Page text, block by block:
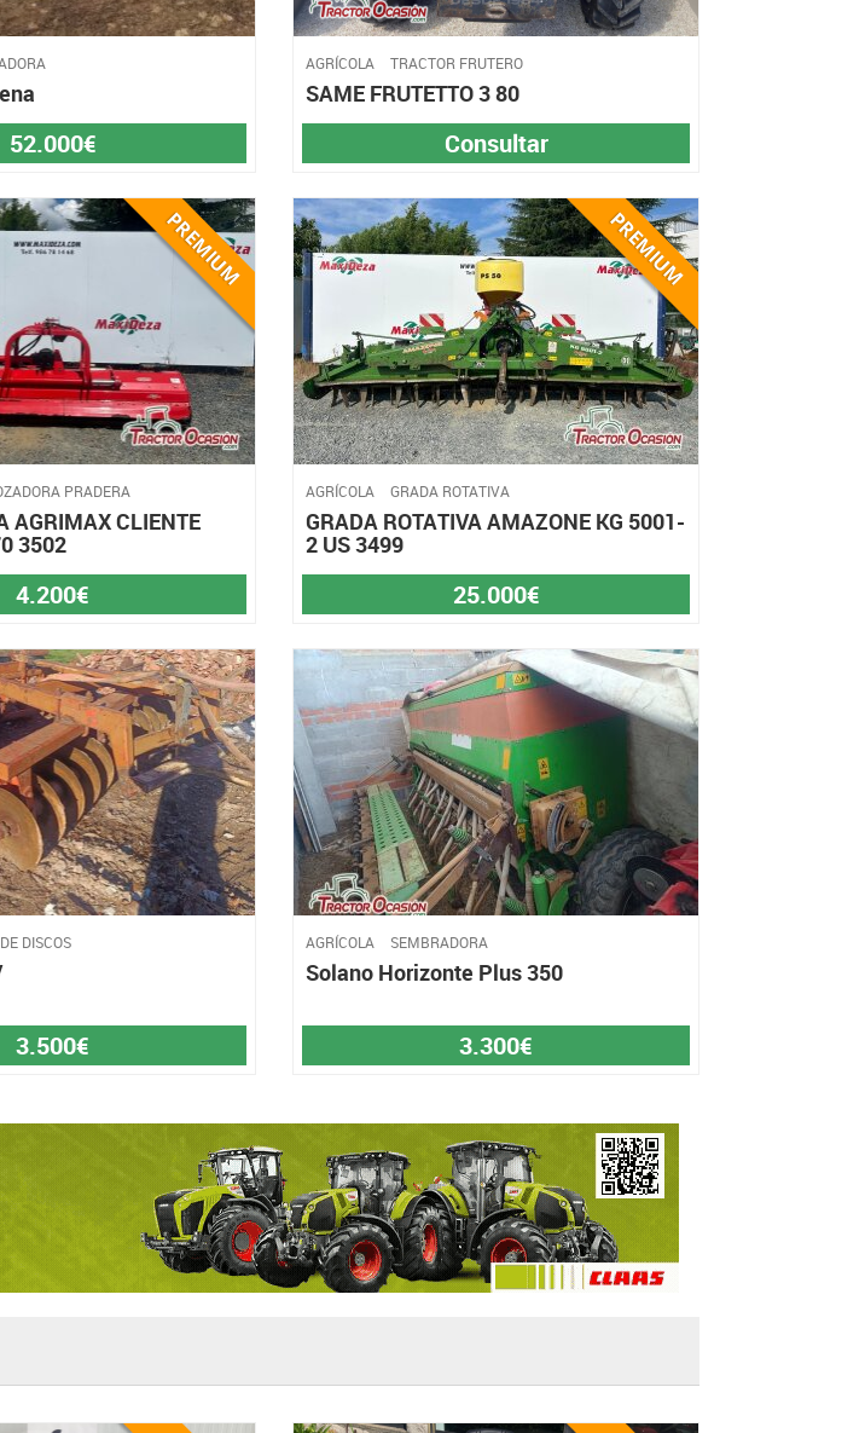
52.000€
AGRÍCOLA TRACTOR FRUTERO
SAME FRUTETTO 3 80
Consultar
PRADERA
AGRIMAX CLIENTE
3502
4.200€
AGRÍCOLA GRADA ROTATIVA
GRADA ROTATIVA AMAZONE KG 5001-
2 US 3499
25.000€
DISCOS
3.500€
AGRÍCOLA SEMBRADORA
Solano Horizonte Plus 350
3.300€